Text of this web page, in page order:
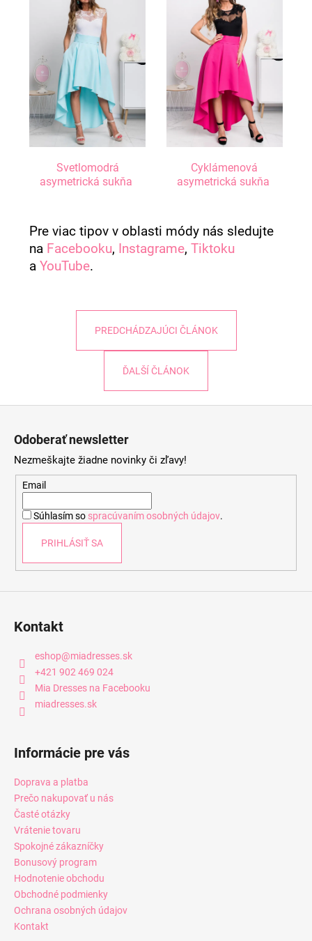
Svetlomodrá
asymetrická sukňa
Cyklámenová
asymetrická sukňa
Pre viac tipov v oblasti módy nás sledujte
na Facebooku, Instagrame,Tiktoku
aYouTube.
PREDCHÁDZAJÚCI ČLÁNOK
ĎALŠÍ ČLÁNOK
Odoberať newsletter
Nezmeškajte žiadne novinky či zľavy!
Email
Súhlasím so spracúvaním osobných údajov.
PRIHLÁSIŤ SA
Kontakt
eshop@miadresses.sk
+421 902 469 024
Mia Dresses na Facebooku
miadresses.sk
Informácie pre vás
Doprava a platba
Prečo nakupovať u nás
Časté otázky
Vrátenie tovaru
Spokojné zákazníčky
Bonusový program
Hodnotenie obchodu
Obchodné podmienky
Ochrana osobných údajov
Kontakt